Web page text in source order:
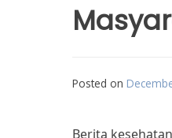
Posted on
Berita